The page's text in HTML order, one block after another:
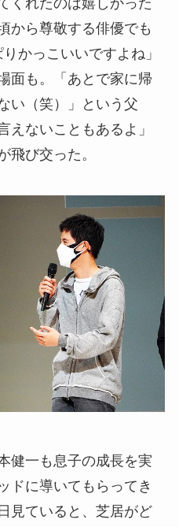
くれたのは嬉しかった
から尊敬する俳優でも
かっこいいですよね」
面も。「あとで家に帰
い（笑）」という父
えないこともあるよ」
飛び交った。
健一も息子の成長を実
ドに導いてもらってき
見ていると、芝居がど